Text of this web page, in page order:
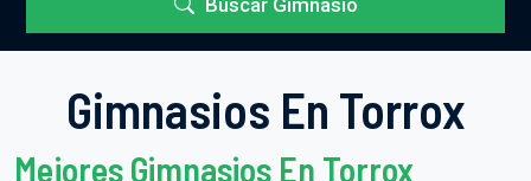
Buscar Gimnasio
Gimnasios En Torrox
Mejores Gimnasios En Torrox